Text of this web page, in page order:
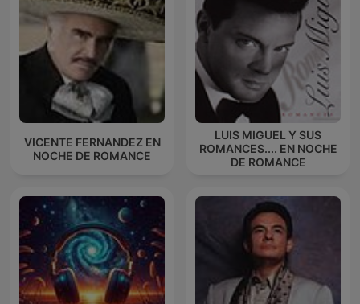
VICENTE FERNANDEZ EN
NOCHE DE ROMANCE
LUIS MIGUEL Y SUS
ROMANCES.... EN NOCHE
DE ROMANCE